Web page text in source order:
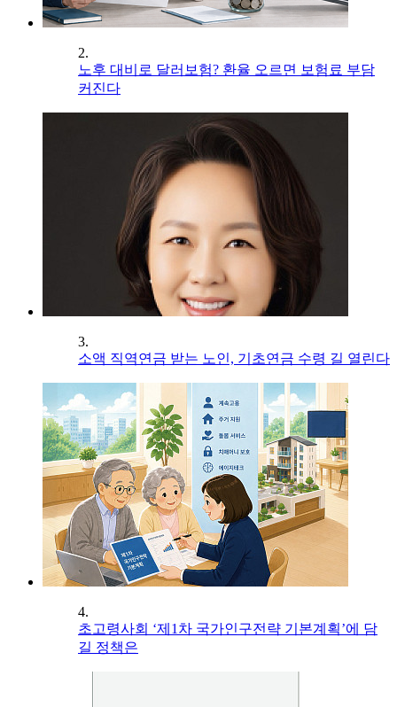
2.
노후 대비로 달러보험? 환율 오르면 보험료 부담
커진다
3.
소액 직역연금 받는 노인, 기초연금 수령 길 열린다
4.
초고령사회 ‘제1차 국가인구전략 기본계획’에 담
길 정책은